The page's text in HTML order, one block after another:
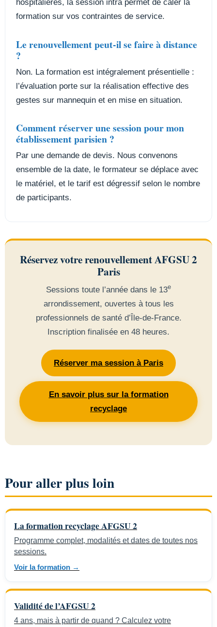
hospitalières, la session intra permet de caler la
formation sur vos contraintes de service.
Le renouvellement peut-il se faire à distance
?
Non. La formation est intégralement présentielle :
l’évaluation porte sur la réalisation effective des
gestes sur mannequin et en mise en situation.
Comment réserver une session pour mon
établissement parisien ?
Par une demande de devis. Nous convenons
ensemble de la date, le formateur se déplace avec
le matériel, et le tarif est dégressif selon le nombre
de participants.
Réservez votre renouvellement AFGSU 2
Paris
Sessions toute l’année dans le 13e
arrondissement, ouvertes à tous les
professionnels de santé d’Île-de-France.
Inscription finalisée en 48 heures.
Réserver ma session à Paris
En savoir plus sur la formation
recyclage
Pour aller plus loin
La formation recyclage AFGSU 2
Programme complet, modalités et dates de toutes nos
sessions.
Voir la formation →
Validité de l’AFGSU 2
4 ans, mais à partir de quand ? Calculez votre